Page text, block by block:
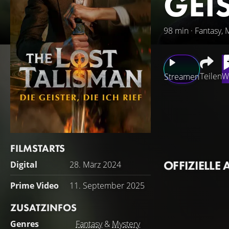
98 min · Fantasy,
FILMSTARTS
Digital
28. März 2024
Prime Video
11. September 2025
ZUSATZINFOS
Genres Fantasy& Mystery
StreamenTeilen
Exorzisten, den
offenbar
OFFIZIELLE